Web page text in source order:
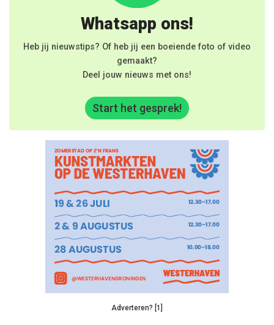
Whatsapp ons!
Heb jij nieuwstips? Of heb jij een boeiende foto of video
gemaakt?
Deel jouw nieuws met ons!
Start het gesprek!
Adverteren? [1]